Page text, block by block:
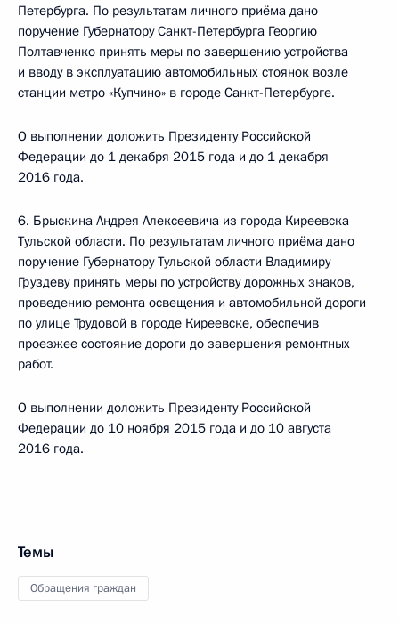
Петербурга. По результатам личного приёма дано
поручение Губернатору Санкт-Петербурга Георгию
Полтавченко принять меры по завершению устройства
и вводу в эксплуатацию автомобильных стоянок возле
станции метро «Купчино» в городе Санкт-Петербурге.
О выполнении доложить Президенту Российской
Федерации до 1 декабря 2015 года и до 1 декабря
2016 года.
6. Брыскина Андрея Алексеевича из города Киреевска
Тульской области. По результатам личного приёма дано
поручение Губернатору Тульской области Владимиру
Груздеву принять меры по устройству дорожных знаков,
проведению ремонта освещения и автомобильной дороги
по улице Трудовой в городе Киреевске, обеспечив
проезжее состояние дороги до завершения ремонтных
работ.
О выполнении доложить Президенту Российской
Федерации до 10 ноября 2015 года и до 10 августа
2016 года.
Темы
Обращения граждан